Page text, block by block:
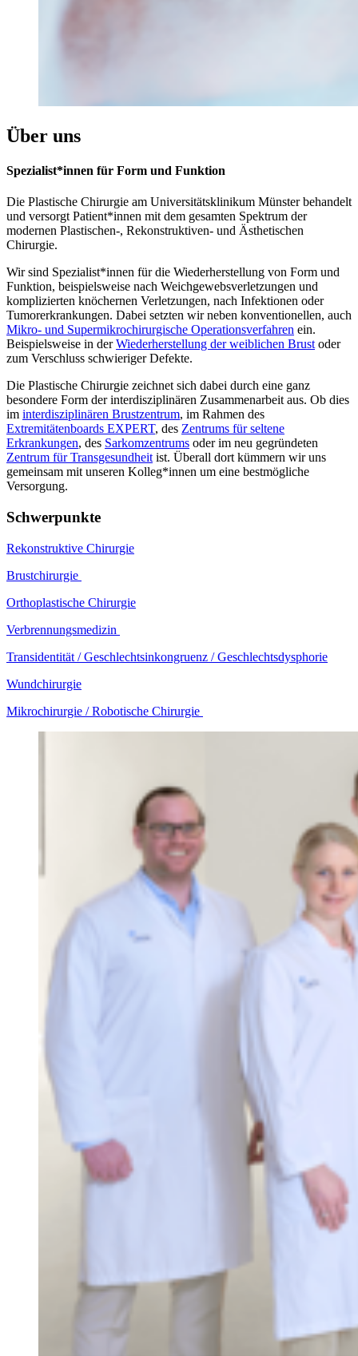
Über uns
Spezialist*innen für Form und Funktion
Die Plastische Chirurgie am Universitätsklinikum Münster behandelt
und versorgt Patient*innen mit dem gesamten Spektrum der
modernen Plastischen-, Rekonstruktiven- und Ästhetischen
Chirurgie.
Wir sind Spezialist*innen für die Wiederherstellung von Form und
Funktion, beispielsweise nach Weichgewebsverletzungen und
komplizierten knöchernen Verletzungen, nach Infektionen oder
Tumorerkrankungen. Dabei setzten wir neben konventionellen, auch
Mikro- und Supermikrochirurgische Operationsverfahren ein.
Beispielsweise in derWiederherstellung der weiblichen Brust oder
zum Verschluss schwieriger Defekte.
Die Plastische Chirurgie zeichnet sich dabei durch eine ganz
besondere Form der interdisziplinären Zusammenarbeit aus. Ob dies
im interdisziplinären Brustzentrum, im Rahmen des
Extremitätenboards EXPERT, des Zentrums für seltene
Erkrankungen, des Sarkomzentrums oder im neu gegründeten
Zentrum für Transgesundheit ist. Überall dort kümmern wir uns
gemeinsam mit unseren Kolleg*innen um eine bestmögliche
Versorgung.
Schwerpunkte
Rekonstruktive Chirurgie
Brustchirurgie
Orthoplastische Chirurgie
Verbrennungsmedizin
Transidentität / Geschlechtsinkongruenz / Geschlechtsdysphorie
Wundchirurgie
Mikrochirurgie / Robotische Chirurgie